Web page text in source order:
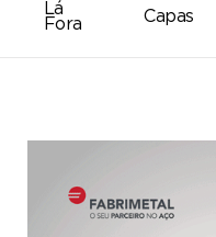
Lá
Fora
Capas